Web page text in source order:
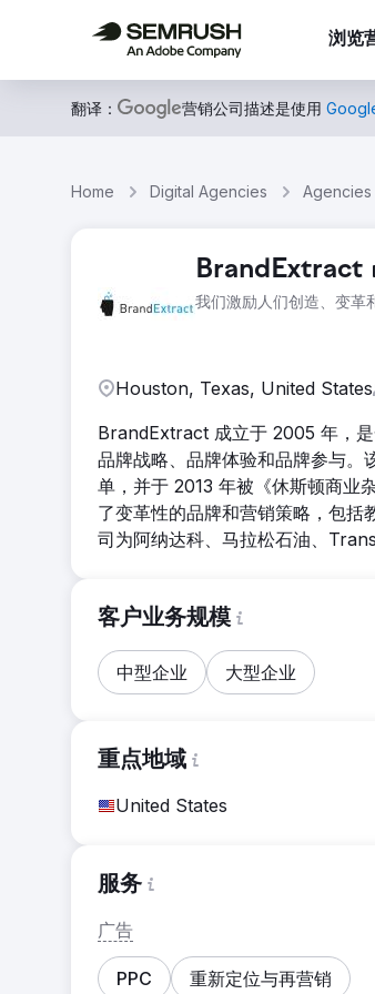
浏览
翻译： 营销公司描述是使用
Home Digital Agencies Agencies
BrandExtract
我们激励人们创造、变革
Houston, Texas, United States
BrandExtract 成立于 2005 年，是
品牌战略、品牌体验和品牌参与
单，并于 2013 年被《休斯顿商业
了变革性的品牌和营销策略，包括
司为阿纳达科、马拉松石油、
客户业务规模
中型企业 大型企业
重点地域
United States
服务
广告
PPC 重新定位与再营销